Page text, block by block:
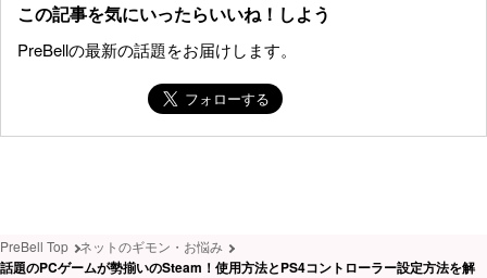
この記事を気にいったらいいね！しよう
PreBellの最新の話題をお届けします。
PreBell Top ネットのギモン・お悩み
話題のPCゲームが勢揃いのSteam！使用方法とPS4コントローラー設定方法を解